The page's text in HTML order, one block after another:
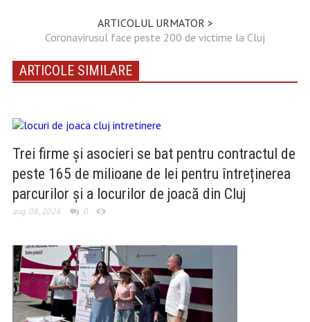
ARTICOLUL URMATOR >
Coronavirusul face peste 200 de victime la Cluj
ARTICOLE SIMILARE
Trei firme și asocieri se bat pentru contractul de
peste 165 de milioane de lei pentru întreținerea
parcurilor și a locurilor de joacă din Cluj
aug. 08, 2026 0